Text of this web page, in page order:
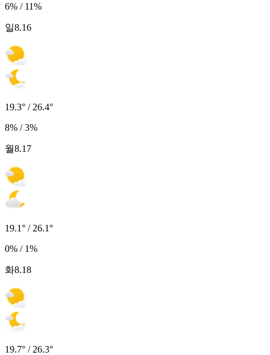
6% / 11%
일8.16
19.3° / 26.4°
8% / 3%
월8.17
19.1° / 26.1°
0% / 1%
화8.18
19.7° / 26.3°